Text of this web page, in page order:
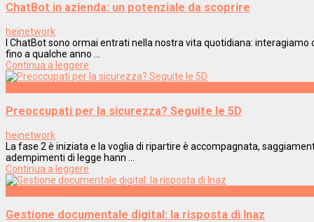
ChatBot in azienda: un potenziale da scoprire
heinetwork
I ChatBot sono ormai entrati nella nostra vita quotidiana:
fino a qualche anno ...
Continua a leggere
Preoccupati per la sicurezza? Seguite le 5D
heinetwork
La fase 2 è iniziata e la voglia di ripartire è accompagnata,
adempimenti di legge hann ...
Continua a leggere
Gestione documentale digital: la risposta di Inaz